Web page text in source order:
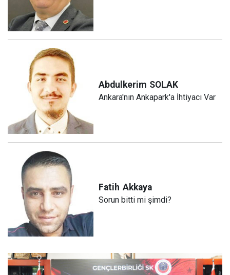
Abdulkerim SOLAK
Ankara'nın Ankapark'a İhtiyacı Var
Fatih Akkaya
Sorun bitti mi şimdi?